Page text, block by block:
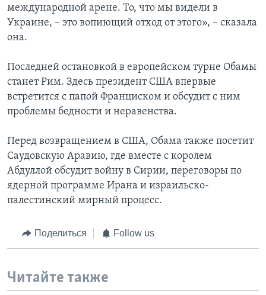
международной арене. То, что мы видели в
Украине, – это вопиющий отход от этого», – сказала
она.
Последней остановкой в европейском турне Обамы
станет Рим. Здесь президент США впервые
встретится с папой Франциском и обсудит с ним
проблемы бедности и неравенства.
Перед возвращением в США, Обама также посетит
Саудовскую Аравию, где вместе с королем
Абдуллой обсудит войну в Сирии, переговоры по
ядерной программе Ирана и израильско-
палестинский мирный процесс.
Поделиться Follow us
Читайте также